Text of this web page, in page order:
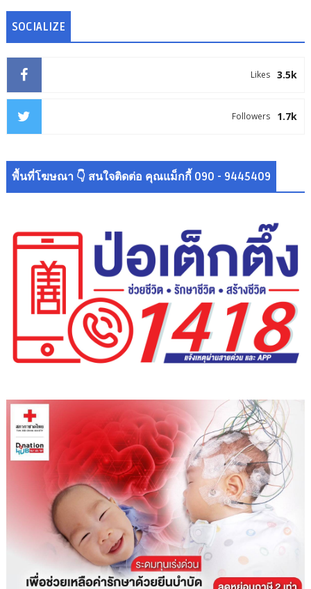
SOCIALIZE
3.5k
Likes
1.7k
Followers
พื้นที่โฆษณา 👇 สนใจติดต่อ คุณแม็กกี้ 090 - 9445409